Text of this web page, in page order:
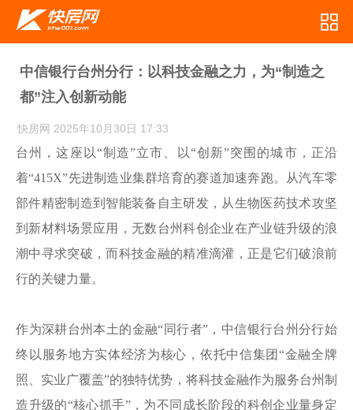
中信银行台州分行：以科技金融之力，为“制造之
都”注入创新动能
快房网 2025年10月30日 17:33
台州，这座以“制造”立市、以“创新”突围的城市，正沿
着“415X”先进制造业集群培育的赛道加速奔跑。从汽车零
部件精密制造到智能装备自主研发，从生物医药技术攻坚
到新材料场景应用，无数台州科创企业在产业链升级的浪
潮中寻求突破，而科技金融的精准滴灌，正是它们破浪前
行的关键力量。
作为深耕台州本土的金融“同行者”，中信银行台州分行始
终以服务地方实体经济为核心，依托中信集团“金融全牌
照、实业广覆盖”的独特优势，将科技金融作为服务台州制
造升级的“核心抓手”，为不同成长阶段的科创企业量身定